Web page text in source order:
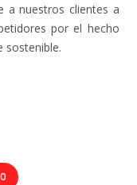
a nuestros clientes a
por el hecho
sostenible.
0